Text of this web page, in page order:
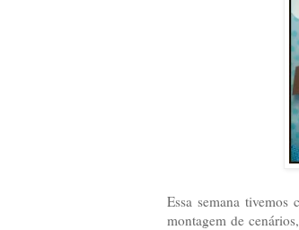
Essa semana
montagem de